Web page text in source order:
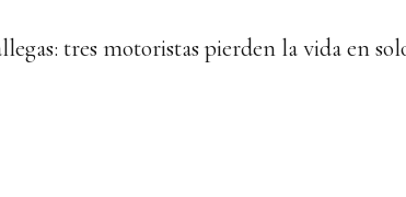
tres motoristas pierden la vida en